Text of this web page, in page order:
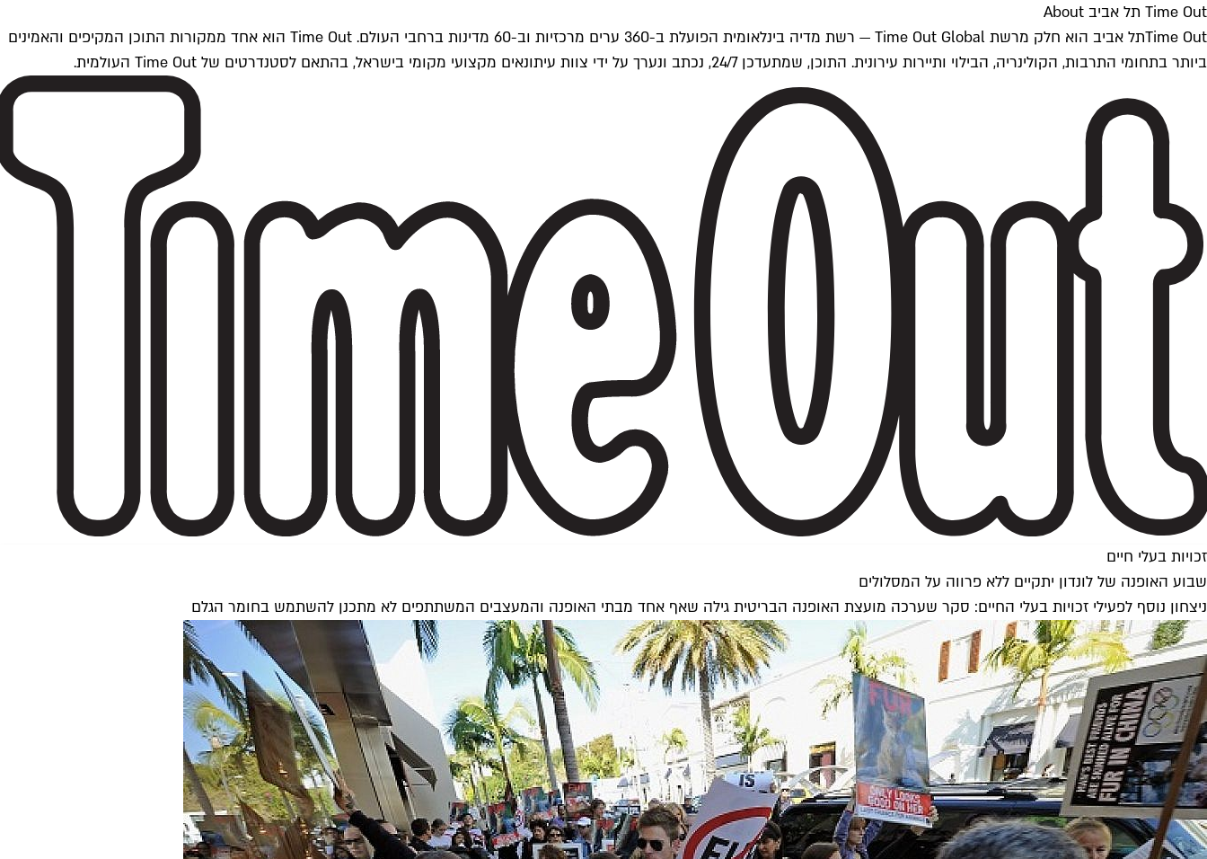
Time Out תל אביב About
Time Outתל אביב הוא חלק מרשת Time Out Global — רשת מדיה בינלאומית הפועלת ב-360 ערים מרכזיות וב-60 מדינות ברחבי העולם. Time Out הוא אחד ממקורות התוכן המקיפים והאמינים
ביותר בתחומי התרבות, הקולינריה, הבילוי ותיירות עירונית. התוכן, שמתעדכן 24/7, נכתב ונערך על ידי צוות עיתונאים מקצועי מקומי בישראל, בהתאם לסטנדרטים של Time Out העולמית.
זכויות בעלי חיים
שבוע האופנה של לונדון יתקיים ללא פרווה על המסלולים
ניצחון נוסף לפעילי זכויות בעלי החיים: סקר שערכה מועצת האופנה הבריטית גילה שאף אחד מבתי האופנה והמעצבים המשתתפים לא מתכנן להשתמש בחומר הגלם